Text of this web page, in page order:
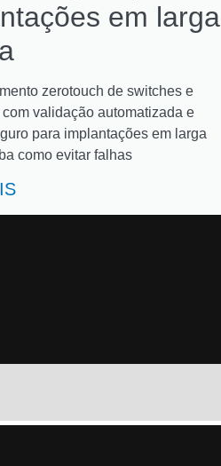
em larga
zerotouch de switches e
validação automatizada e
para implantações em larga
como evitar falhas